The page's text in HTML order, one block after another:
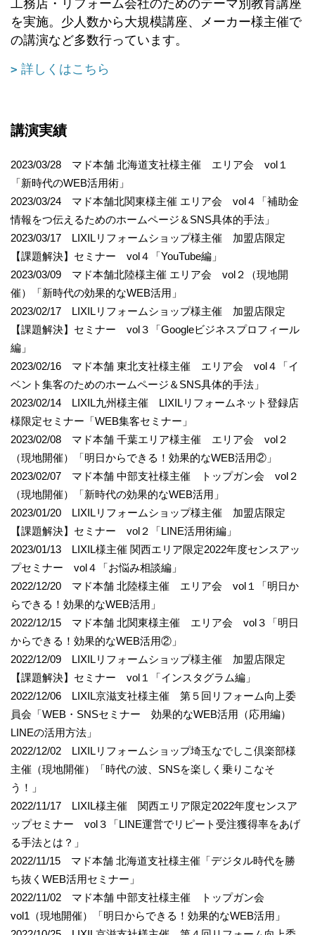
工務店・リフォーム会社のためのテーマ別教育講座
を実施。少人数から大規模講座、メーカー様主催で
の講演など多数行っています。
詳しくはこちら
講演実績
2023/03/28 マド本舗 北海道支社様主催 エリア会 vol１
「新時代のWEB活用術」
2023/03/24 マド本舗北関東様主催 エリア会 vol４「補助金
情報をつ伝えるためのホームページ＆SNS具体的手法」
2023/03/17 LIXILリフォームショップ様主催 加盟店限定
【課題解決】セミナー vol４「YouTube編」
2023/03/09 マド本舗北陸様主催 エリア会 vol２（現地開
催）「新時代の効果的なWEB活用」
2023/02/17 LIXILリフォームショップ様主催 加盟店限定
【課題解決】セミナー vol３「Googleビジネスプロフィール
編」
2023/02/16 マド本舗 東北支社様主催 エリア会 vol４「イ
ベント集客のためのホームページ＆SNS具体的手法」
2023/02/14 LIXIL九州様主催 LIXILリフォームネット登録店
様限定セミナー「WEB集客セミナー」
2023/02/08 マド本舗 千葉エリア様主催 エリア会 vol２
（現地開催）「明日からできる！効果的なWEB活用②」
2023/02/07 マド本舗 中部支社様主催 トップガン会 vol２
（現地開催）「新時代の効果的なWEB活用」
2023/01/20 LIXILリフォームショップ様主催 加盟店限定
【課題解決】セミナー vol２「LINE活用術編」
2023/01/13 LIXIL様主催 関西エリア限定2022年度センスアッ
プセミナー vol４「お悩み相談編」
2022/12/20 マド本舗 北陸様主催 エリア会 vol１「明日か
らできる！効果的なWEB活用」
2022/12/15 マド本舗 北関東様主催 エリア会 vol３「明日
からできる！効果的なWEB活用②」
2022/12/09 LIXILリフォームショップ様主催 加盟店限定
【課題解決】セミナー vol１「インスタグラム編」
2022/12/06 LIXIL京滋支社様主催 第５回リフォーム向上委
員会「WEB・SNSセミナー 効果的なWEB活用（応用編）
LINEの活用方法」
2022/12/02 LIXILリフォームショップ埼玉なでしこ倶楽部様
主催（現地開催）「時代の波、SNSを楽しく乗りこなそ
う！」
2022/11/17 LIXIL様主催 関西エリア限定2022年度センスア
ップセミナー vol３「LINE運営でリピート受注獲得率をあげ
る手法とは？」
2022/11/15 マド本舗 北海道支社様主催「デジタル時代を勝
ち抜くWEB活用セミナー」
2022/11/02 マド本舗 中部支社様主催 トップガン会
vol1（現地開催）「明日からできる！効果的なWEB活用」